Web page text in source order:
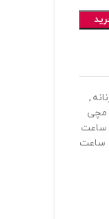
,
ساعت
ساعت